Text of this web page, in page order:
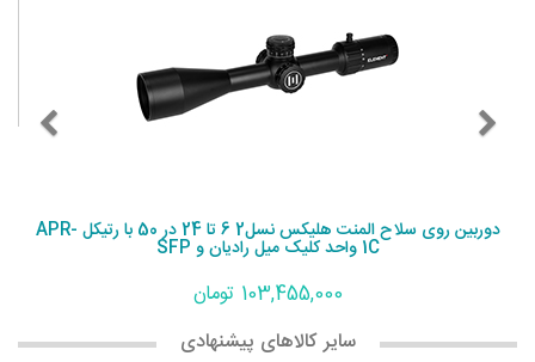
دوربین روی سلاح المنت هلیکس نسل2 6 تا 24 در 50 با رتیکل APR-
1C واحد کلیک میل رادیان و SFP
103,455,000 تومان
سایر کالاهای پیشنهادی